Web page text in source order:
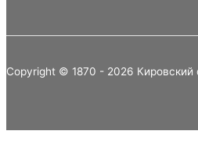
Copyright © 1870 - 2026 Кировский